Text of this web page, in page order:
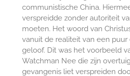
communistische China.
verspreidde zonder autoriteit
moeten. Het woord van
vanuit de realiteit van een
geloof. Dit was het voorbeeld
Watchman Nee die zijn
gevangenis liet verspreiden